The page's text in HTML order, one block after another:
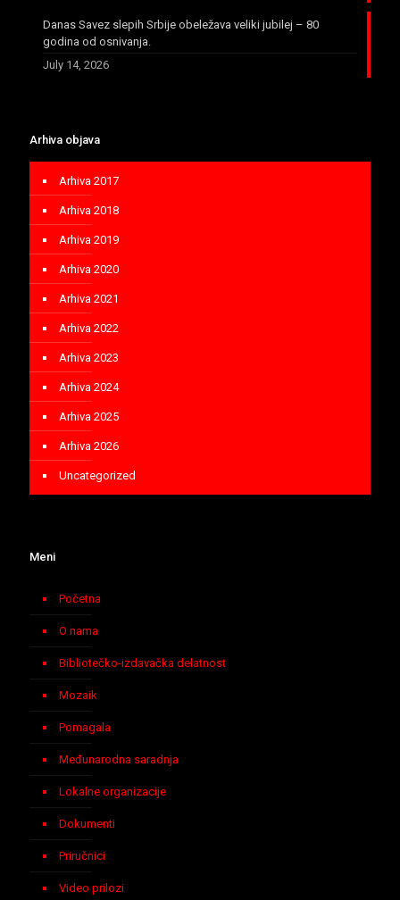
Danas Savez slepih Srbije obeležava veliki jubilej – 80
godina od osnivanja.
July 14, 2026
Arhiva objava
Arhiva 2017
Arhiva 2018
Arhiva 2019
Arhiva 2020
Arhiva 2021
Arhiva 2022
Arhiva 2023
Arhiva 2024
Arhiva 2025
Arhiva 2026
Uncategorized
Meni
Početna
O nama
Bibliotečko-izdavačka delatnost
Mozaik
Pomagala
Međunarodna saradnja
Lokalne organizacije
Dokumenti
Priručnici
Video prilozi